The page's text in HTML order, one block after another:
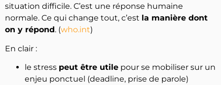
-10% OFFERTS
Sur votre première commande
situation difficile. C’est une réponse humaine
normale. Ce qui change tout, c’est la manière dont
on y répond. (who.int)
En clair :
le stress peut être utile pour se mobiliser sur un
enjeu ponctuel (deadline, prise de parole)